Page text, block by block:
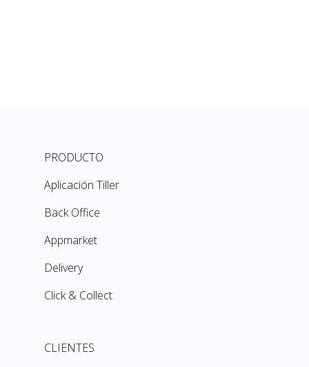
PRODUCTO
Aplicación Tiller
Back Office
Appmarket
Delivery
Click & Collect
CLIENTES